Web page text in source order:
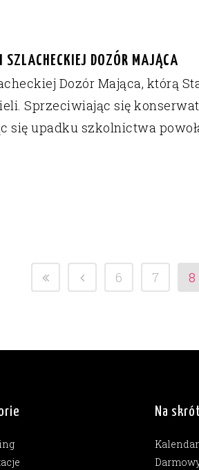
DOZÓR MAJĄCA
Dozór Mająca, którą
Sprzeciwiając się
się upadku szkolnictwa
6 7 8
Na